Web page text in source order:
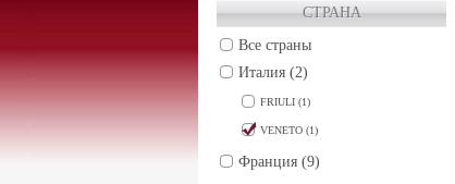
СТРАНА
Все страны
Италия (2)
FRIULI (1)
VENETO (1)
Франция (9)